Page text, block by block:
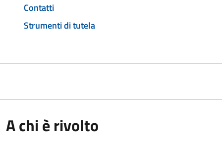
Contatti
Strumenti di tutela
A chi è rivolto